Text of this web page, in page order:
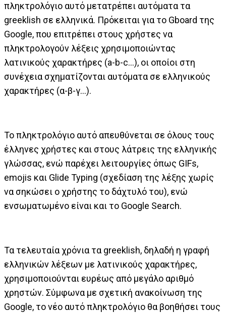
πληκτρολόγιο αυτό μετατρέπει αυτόματα τα
greeklish σε ελληνικά. Πρόκειται για το Gboard της
Google, που επιτρέπει στους χρήστες να
πληκτρολογούν λέξεις χρησιμοποιώντας
λατινικούς χαρακτήρες (a-b-c…), οι οποίοι στη
συνέχεια σχηματίζονται αυτόματα σε ελληνικούς
χαρακτήρες (α-β-γ…).
Το πληκτρολόγιο αυτό απευθύνεται σε όλους τους
έλληνες χρήστες και στους λάτρεις της ελληνικής
γλώσσας, ενώ παρέχει λειτουργίες όπως GIFs,
emojis και Glide Typing (σχεδίαση της λέξης χωρίς
να σηκώσει ο χρήστης το δάχτυλό του), ενώ
ενσωματωμένο είναι και το Google Search.
Τα τελευταία χρόνια τα greeklish, δηλαδή η γραφή
ελληνικών λέξεων με λατινικούς χαρακτήρες,
χρησιμοποιούνται ευρέως από μεγάλο αριθμό
χρηστών. Σύμφωνα με σχετική ανακοίνωση της
Google, το νέο αυτό πληκτρολόγιο θα βοηθήσει τους